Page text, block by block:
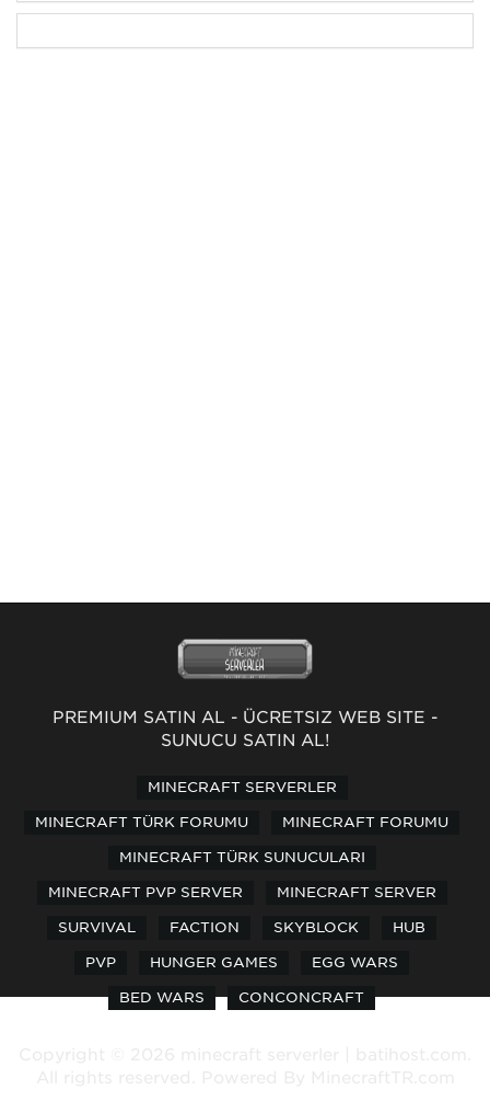
PREMİUM SATIN AL - ÜCRETSİZ WEB SİTE -
SUNUCU SATIN AL!
MINECRAFT SERVERLER
MINECRAFT TÜRK FORUMU MINECRAFT FORUMU
MINECRAFT TÜRK SUNUCULARI
MINECRAFT PVP SERVER MINECRAFT SERVER
SURVIVAL FACTION SKYBLOCK HUB
PVP HUNGER GAMES EGG WARS
BED WARS CONCONCRAFT